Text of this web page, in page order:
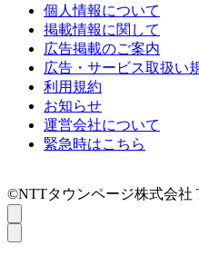
個人情報について
掲載情報に関して
広告掲載のご案内
広告・サービス取扱い
利用規約
お知らせ
運営会社について
緊急時はこちら
©NTTタウンページ株式会社